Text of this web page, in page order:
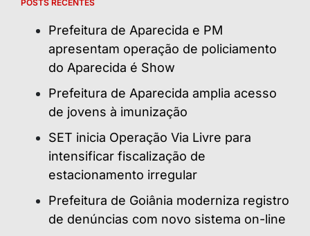
POSTS RECENTES
Prefeitura de Aparecida e PM
apresentam operação de policiamento
do Aparecida é Show
Prefeitura de Aparecida amplia acesso
de jovens à imunização
SET inicia Operação Via Livre para
intensificar fiscalização de
estacionamento irregular
Prefeitura de Goiânia moderniza registro
de denúncias com novo sistema on-line